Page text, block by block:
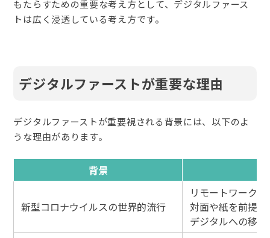
もたらすための重要な考え方として、デジタルファース
トは広く浸透している考え方です。
デジタルファーストが重要な理由
デジタルファーストが重要視される背景には、以下のよ
うな理由があります。
背景
新型コロナウイルスの世界的流行
リモートワーク
対面や紙を前提
デジタルへの移